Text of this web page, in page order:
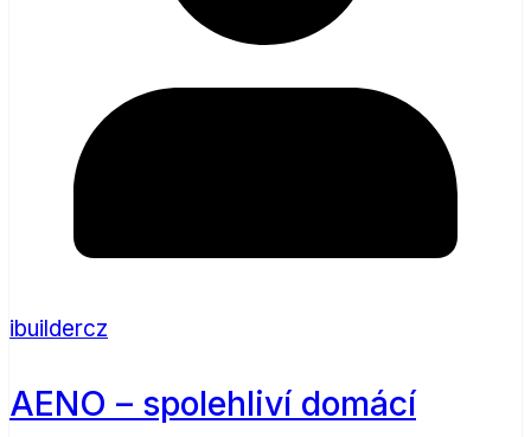
ibuildercz
AENO – spolehliví domácí